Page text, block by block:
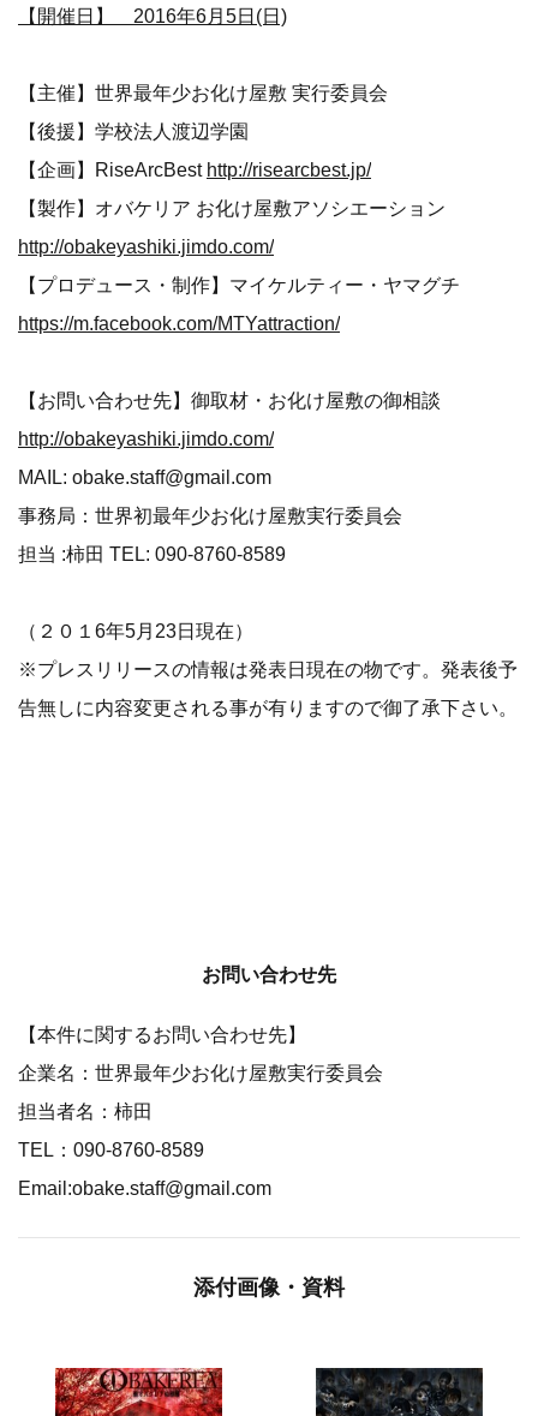
【開催日】 2016年6月5日(日)
【主催】世界最年少お化け屋敷 実行委員会
【後援】学校法人渡辺学園
【企画】RiseArcBest http://risearcbest.jp/
【製作】オバケリア お化け屋敷アソシエーション
http://obakeyashiki.jimdo.com/
【プロデュース・制作】マイケルティー・ヤマグチ
https://m.facebook.com/MTYattraction/
【お問い合わせ先】御取材・お化け屋敷の御相談
http://obakeyashiki.jimdo.com/
MAIL: obake.staff@gmail.com
事務局：世界初最年少お化け屋敷実行委員会
担当 :柿田 TEL: 090-8760-8589
（２０１6年5月23日現在）
※プレスリリースの情報は発表日現在の物です。発表後予
告無しに内容変更される事が有りますので御了承下さい。
お問い合わせ先
【本件に関するお問い合わせ先】
企業名：世界最年少お化け屋敷実行委員会
担当者名：柿田
TEL：090-8760-8589
Email:obake.staff@gmail.com
添付画像・資料